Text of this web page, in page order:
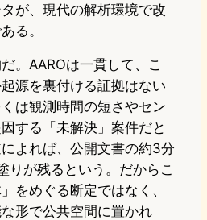
が、現代の解析環境で改
る。
。AAROは一貫して、こ
源を裏付ける証拠はない
は観測時間の短さやセン
する「未解決」案件だと
よれば、公開文書の約3分
りが残るという。だからこ
をめぐる断定ではなく、
形で公共空間に置かれ